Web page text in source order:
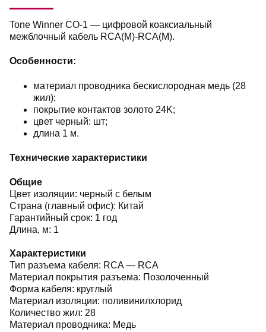
Tone Winner CO-1 — цифровой коаксиальный
межблочный кабель RCA(M)-RCA(M).
Особенности:
материал проводника бескислородная медь (28
жил);
покрытие контактов золото 24K;
цвет черный: шт;
длина 1 м.
Технические характеристики
Общие
Цвет изоляции: черный с белым
Страна (главный офис): Китай
Гарантийный срок: 1 год
Длина, м: 1
Характеристики
Тип разъема кабеля: RCA — RCA
Материал покрытия разъема: Позолоченный
Форма кабеля: круглый
Материал изоляции: поливинилхлорид
Количество жил: 28
Материал проводника: Медь